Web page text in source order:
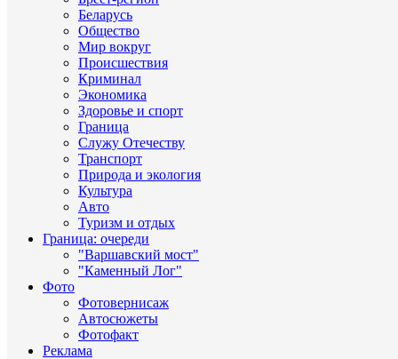
Беларусь
Общество
Мир вокруг
Происшествия
Криминал
Экономика
Здоровье и спорт
Граница
Служу Отечеству
Транспорт
Природа и экология
Культура
Авто
Туризм и отдых
Граница: очереди
"Варшавский мост"
"Каменный Лог"
Фото
Фотовернисаж
Автосюжеты
Фотофакт
Реклама